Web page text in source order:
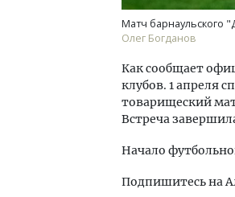
Матч барнаульского
Олег Богданов
Как сообщает
клубов. 1 апреля
товарищеский
Встреча
Начало
Подпишитесь на